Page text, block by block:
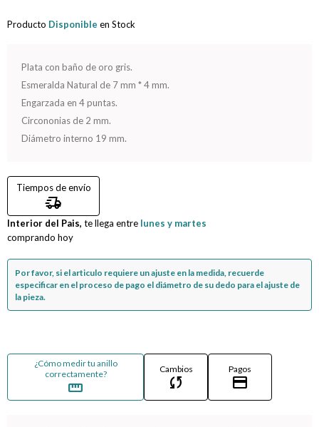
Producto Disponible en Stock
Plata con baño de oro gris.
Esmeralda Natural de 7 mm * 4 mm.
Engarzada en 4 puntas.
Circononias de 2 mm.
Diámetro interno 19 mm.
Tiempos de envío
delivery_truck_speed
Interior del Pais, te llega entre lunes y martes
comprando hoy
Por favor, si el articulo requiere un ajuste en la medida, recuerde
especificar en el proceso de pago el diámetro de su dedo para el ajuste de
la pieza.
¿Cómo medir tu anillo
correctamente?
straighten
Cambios
sync
Pagos
credit_card
Graduación
Nacimiento
San Valentín
Compromiso